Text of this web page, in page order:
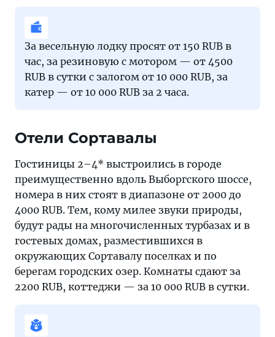
За весельную лодку просят от 150 RUB в
час, за резиновую с мотором — от 4500
RUB в сутки с залогом от 10 000 RUB, за
катер — от 10 000 RUB за 2 часа.
Отели Сортавалы
Гостиницы 2–4* выстроились в городе
преимущественно вдоль Выборгского шоссе,
номера в них стоят в диапазоне от 2000 до
4000 RUB. Тем, кому милее звуки природы,
будут рады на многочисленных турбазах и в
гостевых домах, разместившихся в
окружающих Сортавалу поселках и по
берегам городских озер. Комнаты сдают за
2200 RUB, коттеджи — за 10 000 RUB в сутки.